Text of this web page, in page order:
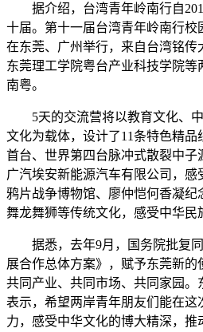
据介绍，台湾青年岭南行自
十届。第十一届台湾青年岭南行校
在东莞、广州举行，来自台湾铭传
东莞理工学院粤台产业科技学院等
南粤。
5天的交流营将以教育文化、中
文化为载体，设计了11条特色精品
首台、世界第四台脉冲式散裂中子
广汽埃安新能源汽车有限公司，感
鸦片战争博物馆、廖仲恺何香凝纪
舞龙舞狮等传统文化，感受中华民
据悉，去年9月，国务院批复同
展合作总体方案》，赋予东莞新
共同产业、共同市场、共同家园。
表示，希望两岸青年朋友们能在
力，感受中华文化的博大精深，